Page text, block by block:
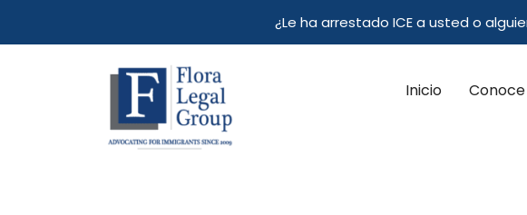
to
¿Le ha arrestado ICE a usted o
Inicio